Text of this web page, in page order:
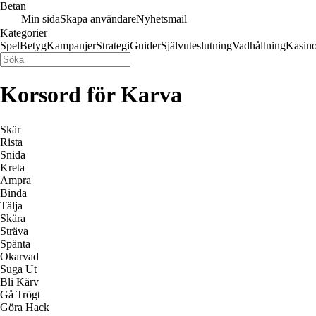
Betan
Min sidaSkapa användareNyhetsmail
Kategorier
SpelBetygKampanjerStrategiGuiderSjälvuteslutningVadhållning
Korsord för Karva
Skär
Rista
Snida
Kreta
Ampra
Binda
Tälja
Skära
Sträva
Spänta
Okarvad
Suga Ut
Bli Kärv
Gå Trögt
Göra Hack